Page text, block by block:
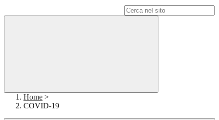
Home >
COVID-19